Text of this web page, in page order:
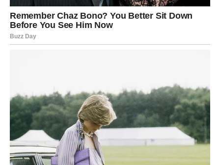
Novac i posao
JARAC
Ljubav
Jarčevi ulaze u period stabilnosti i iskrenih emocija. Ono